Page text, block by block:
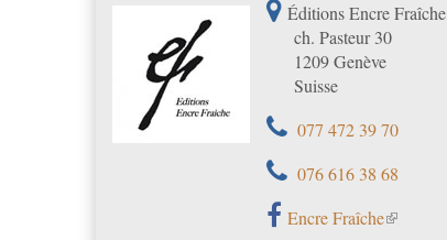
Éditions Encre Fraîche
ch. Pasteur 30
1209 Genève
Suisse
077 472 39 70
076 616 38 68
Encre Fraîche